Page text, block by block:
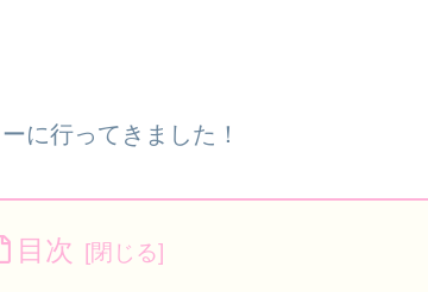
に行ってきました！
目次